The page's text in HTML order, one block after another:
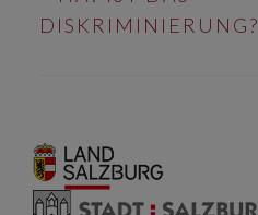
NAVIGATION
DISKRIMINIERUNG?